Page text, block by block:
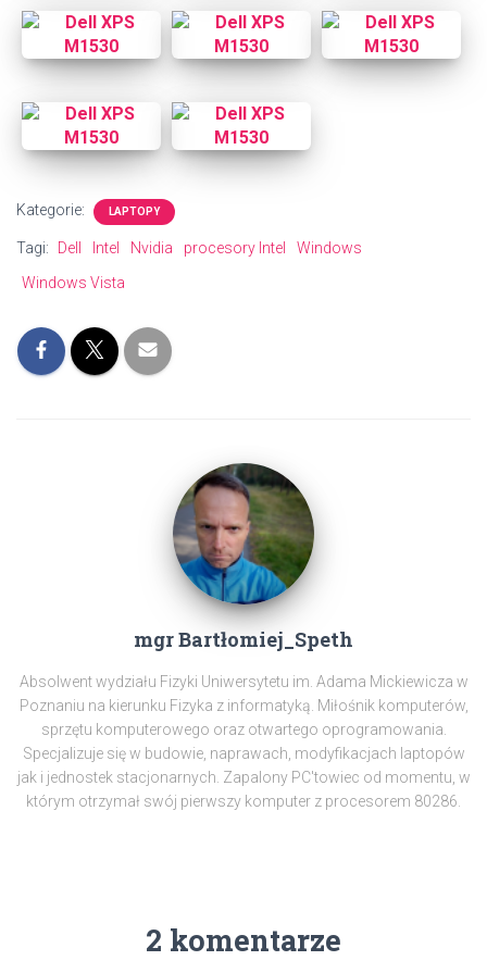
Kategorie: LAPTOPY
Tagi: Dell Intel Nvidia procesory Intel
Windows
Windows Vista
mgr Bartłomiej_Speth
Absolwent wydziału Fizyki Uniwersytetu im. Adama Mickiewicza w
Poznaniu na kierunku Fizyka z informatyką. Miłośnik komputerów,
sprzętu komputerowego oraz otwartego oprogramowania.
Specjalizuje się w budowie, naprawach, modyfikacjach laptopów
jak i jednostek stacjonarnych. Zapalony PC'towiec od momentu, w
którym otrzymał swój pierwszy komputer z procesorem 80286.
2 komentarze